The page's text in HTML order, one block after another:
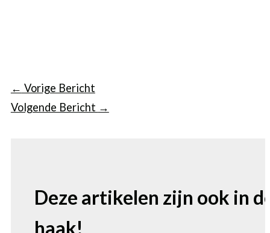
← Vorige Bericht
Volgende Bericht →
Deze artikelen zijn ook in
haak!